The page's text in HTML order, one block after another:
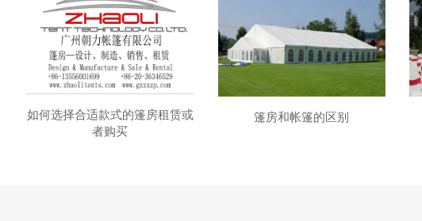
如何选择合适款式的篷房租赁或
者购买
篷房和帐篷的区别